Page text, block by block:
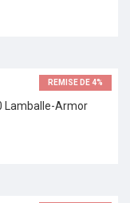
REMISE DE 4%
Lamballe-Armor